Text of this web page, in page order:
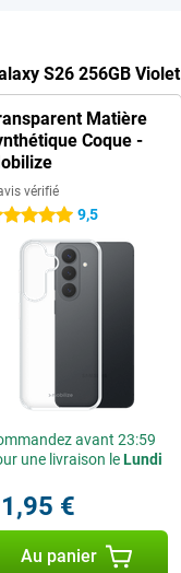
S26 256GB Violet
Matière
Coque -
vérifié
9,5
avant 23:59
une livraison leLundi
€
Au panier